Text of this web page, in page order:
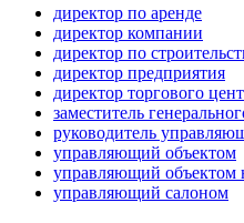
директор по аренде
директор компании
директор по
директор предприятия
директор торгового
заместитель
руководитель
управляющий объектом
управляющий объектом
управляющий салоном